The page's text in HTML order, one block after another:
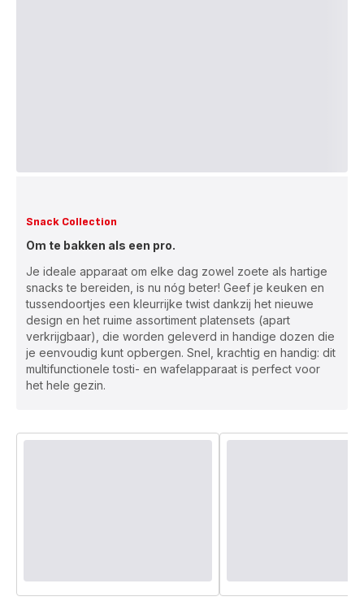
Snack Collection
Om te bakken als een pro.
Je ideale apparaat om elke dag zowel zoete als hartige
snacks te bereiden, is nu nóg beter! Geef je keuken en
tussendoortjes een kleurrijke twist dankzij het nieuwe
design en het ruime assortiment platensets (apart
verkrijgbaar), die worden geleverd in handige dozen die
je eenvoudig kunt opbergen. Snel, krachtig en handig: dit
multifunctionele tosti- en wafelapparaat is perfect voor
het hele gezin.